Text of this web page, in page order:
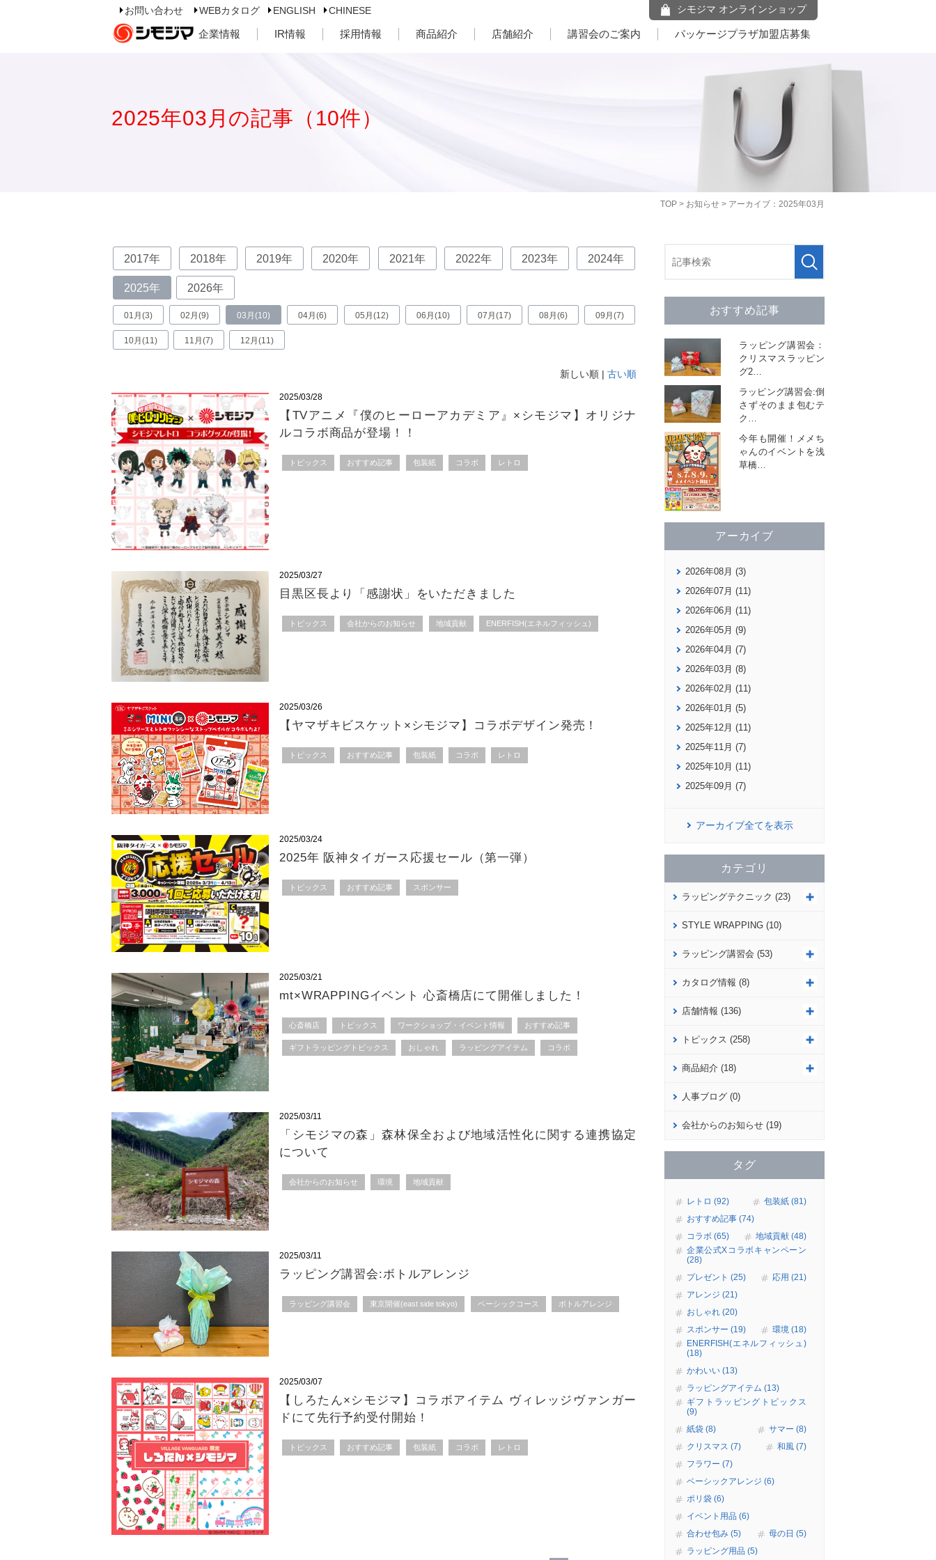
お問い合わせ WEBカタログ ENGLISH CHINESE シモジマ オンラインショップ
企業情報 IR情報 採用情報 商品紹介 店舗紹介 講習会のご案内 パッケージプラザ加盟店募集
TOP > お知らせ > アーカイブ：2025年03月
2025年03月の記事（10件）
2017年 2018年 2019年 2020年 2021年 2022年 2023年 2024年
2025年 2026年
01月(3) 02月(9) 03月(10) 04月(6) 05月(12) 06月(10) 07月(17) 08月(6) 09月(7)
10月(11) 11月(7) 12月(11)
新しい順 | 古い順
2025/03/28
【TVアニメ『僕のヒーローアカデミア』×シモジマ】オリジナ
ルコラボ商品が登場！！
トピックス おすすめ記事 包装紙 コラボ レトロ
2025/03/27
目黒区長より「感謝状」をいただきました
トピックス 会社からのお知らせ 地域貢献 ENERFISH(エネルフィッシュ)
2025/03/26
【ヤマザキビスケット×シモジマ】コラボデザイン発売！
トピックス おすすめ記事 包装紙 コラボ レトロ
2025/03/24
2025年 阪神タイガース応援セール（第一弾）
トピックス おすすめ記事 スポンサー
2025/03/21
mt×WRAPPINGイベント 心斎橋店にて開催しました！
心斎橋店 トピックス ワークショップ・イベント情報 おすすめ記事
ギフトラッピングトピックス おしゃれ ラッピングアイテム コラボ
2025/03/11
「シモジマの森」森林保全および地域活性化に関する連携協定
について
会社からのお知らせ 環境 地域貢献
2025/03/11
ラッピング講習会:ボトルアレンジ
ラッピング講習会 東京開催(east side tokyo) ベーシックコース ボトルアレンジ
2025/03/07
【しろたん×シモジマ】コラボアイテム ヴィレッジヴァンガー
ドにて先行予約受付開始！
トピックス おすすめ記事 包装紙 コラボ レトロ
おすすめ記事
ラッピング講習会：
クリスマスラッピン
グ2…
ラッピング講習会:倒
さずそのまま包むテ
ク …
今年も開催！メメち
ゃんのイベントを浅
草橋…
アーカイブ
2026年08月 (3)
2026年07月 (11)
2026年06月 (11)
2026年05月 (9)
2026年04月 (7)
2026年03月 (8)
2026年02月 (11)
2026年01月 (5)
2025年12月 (11)
2025年11月 (7)
2025年10月 (11)
2025年09月 (7)
アーカイブ全てを表示
カテゴリ
ラッピングテクニック (23)
STYLE WRAPPING (10)
ラッピング講習会 (53)
カタログ情報 (8)
店舗情報 (136)
トピックス (258)
商品紹介 (18)
人事ブログ (0)
会社からのお知らせ (19)
タグ
レトロ (92)
包装紙 (81)
おすすめ記事 (74)
コラボ (65)
地域貢献 (48)
企業公式Xコラボキャンペーン
(28)
プレゼント (25)
応用 (21)
アレンジ (21)
おしゃれ (20)
スポンサー (19)
環境 (18)
ENERFISH(エネルフィッシュ)
(18)
かわいい (13)
ラッピングアイテム (13)
ギフトラッピングトピックス
(9)
紙袋 (8)
サマー (8)
クリスマス (7)
和風 (7)
フラワー (7)
ベーシックアレンジ (6)
ポリ袋 (6)
イベント用品 (6)
合わせ包み (5)
母の日 (5)
ラッピング用品 (5)